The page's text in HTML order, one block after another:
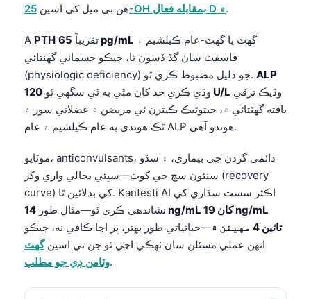
هن بي ميل کي اسين
25-OH بمقابله فعال D ۾.
A PTH تقريباً65 pg/mL
فاسفٽ سان گڏ ڏسون ٿا، جيڪو جسماني گهٽتائي
(physiologic deficiency) جو دليل مضبوط ڪري ٿو. ALP
وڌي ڪري حد کان مٿي به ٿي سگهي ٿو 120 U/L
يافته گهٽتائي ۾، جيتوڻيڪ ڪيترن ئي مريضن ۾ عضلاتي سور ۽
ٿڪ هوندي به عام ڪيلشيم ۽ عام ALP هوندو آهي.
موٽاپو، anticonvulsants، دائمي گردن جي بيماري، ۽ سڌو
سنئون سج جي کوٽ—سڀئي بحالي واري وکر (recovery
curve) کي بدلائين ٿا. Kantesti AI اڪثر سست سڌاري کي
نشاندهي ڪري ٿو—مثال طور 14 ng/mL کان 19 ng/mL
تائين 4 مهينن ۾
—حياتياتي طور بهتر، پر اڃا ڪافي نه، جيڪو
انهن عملي مسئلن سان ٺهڪي اچي ٿو جن تي اسينگهٽ
وٽامن ڊي جو مطلب.